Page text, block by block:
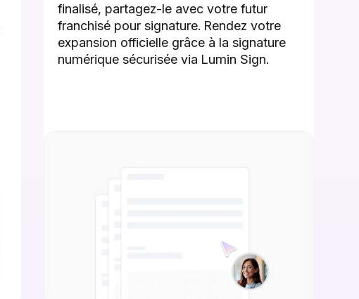
finalisé, partagez-le avec votre futur
franchisé pour signature. Rendez votre
expansion officielle grâce à la signature
numérique sécurisée via Lumin Sign.